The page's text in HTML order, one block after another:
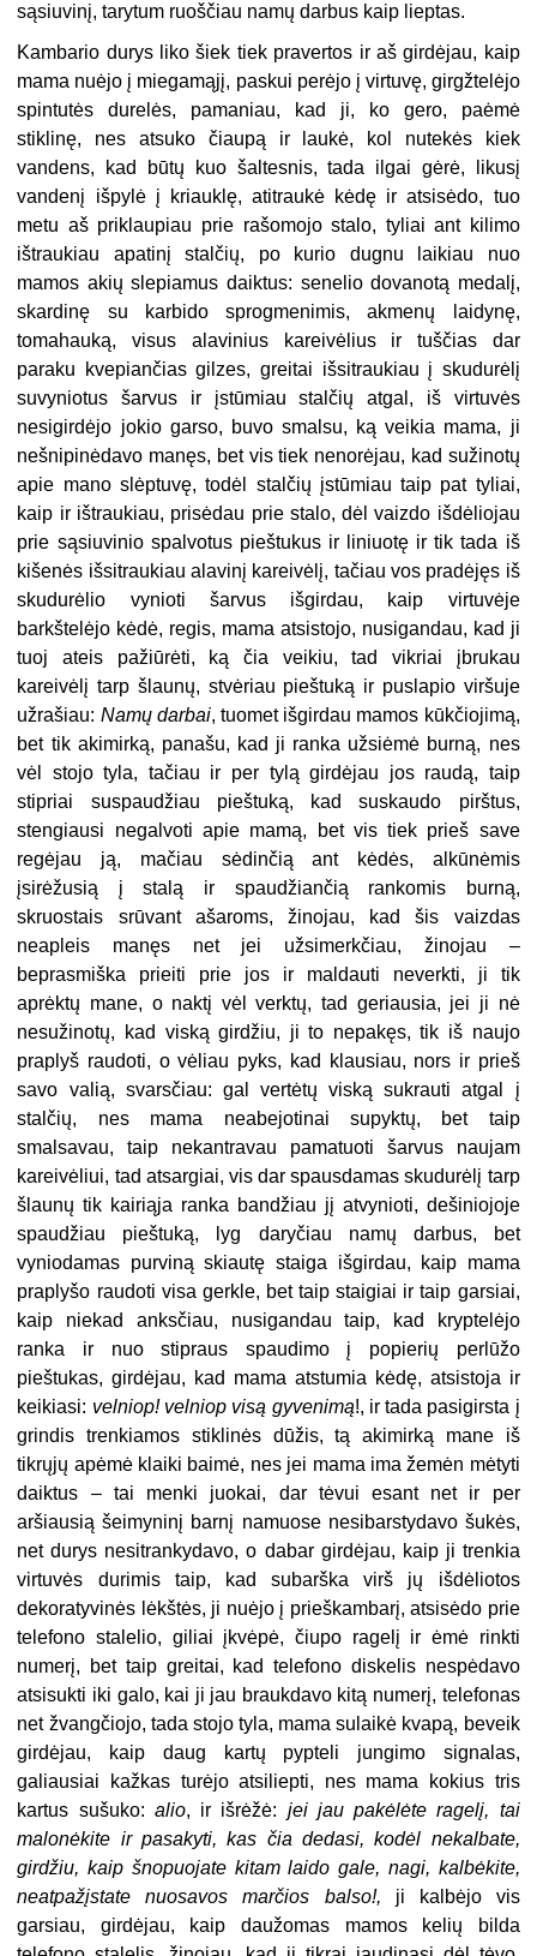
sąsiuvinį, tarytum ruoščiau namų darbus kaip lieptas.
Kambario durys liko šiek tiek pravertos ir aš girdėjau, kaip
mama nuėjo į miegamąjį, paskui perėjo į virtuvę, girgžtelėjo
spintutės durelės, pamaniau, kad ji, ko gero, paėmė
stiklinę, nes atsuko čiaupą ir laukė, kol nutekės kiek
vandens, kad būtų kuo šaltesnis, tada ilgai gėrė, likusį
vandenį išpylė į kriauklę, atitraukė kėdę ir atsisėdo, tuo
metu aš priklaupiau prie rašomojo stalo, tyliai ant kilimo
ištraukiau apatinį stalčių, po kurio dugnu laikiau nuo
mamos akių slepiamus daiktus: senelio dovanotą medalį,
skardinę su karbido sprogmenimis, akmenų laidynę,
tomahauką, visus alavinius kareivėlius ir tuščias dar
paraku kvepiančias gilzes, greitai išsitraukiau į skudurėlį
suvyniotus šarvus ir įstūmiau stalčių atgal, iš virtuvės
nesigirdėjo jokio garso, buvo smalsu, ką veikia mama, ji
nešnipinėdavo manęs, bet vis tiek nenorėjau, kad sužinotų
apie mano slėptuvę, todėl stalčių įstūmiau taip pat tyliai,
kaip ir ištraukiau, prisėdau prie stalo, dėl vaizdo išdėliojau
prie sąsiuvinio spalvotus pieštukus ir liniuotę ir tik tada iš
kišenės išsitraukiau alavinį kareivėlį, tačiau vos pradėjęs iš
skudurėlio vynioti šarvus išgirdau, kaip virtuvėje
barkštelėjo kėdė, regis, mama atsistojo, nusigandau, kad ji
tuoj ateis pažiūrėti, ką čia veikiu, tad vikriai įbrukau
kareivėlį tarp šlaunų, stvėriau pieštuką ir puslapio viršuje
užrašiau: Namų darbai, tuomet išgirdau mamos kūkčiojimą,
bet tik akimirką, panašu, kad ji ranka užsiėmė burną, nes
vėl stojo tyla, tačiau ir per tylą girdėjau jos raudą, taip
stipriai suspaudžiau pieštuką, kad suskaudo pirštus,
stengiausi negalvoti apie mamą, bet vis tiek prieš save
regėjau ją, mačiau sėdinčią ant kėdės, alkūnėmis
įsirėžusią į stalą ir spaudžiančią rankomis burną,
skruostais srūvant ašaroms, žinojau, kad šis vaizdas
neapleis manęs net jei užsimerkčiau, žinojau –
beprasmiška prieiti prie jos ir maldauti neverkti, ji tik
aprėktų mane, o naktį vėl verktų, tad geriausia, jei ji nė
nesužinotų, kad viską girdžiu, ji to nepakęs, tik iš naujo
praplyš raudoti, o vėliau pyks, kad klausiau, nors ir prieš
savo valią, svarsčiau: gal vertėtų viską sukrauti atgal į
stalčių, nes mama neabejotinai supyktų, bet taip
smalsavau, taip nekantravau pamatuoti šarvus naujam
kareivėliui, tad atsargiai, vis dar spausdamas skudurėlį tarp
šlaunų tik kairiąja ranka bandžiau jį atvynioti, dešiniojoje
spaudžiau pieštuką, lyg daryčiau namų darbus, bet
vyniodamas purviną skiautę staiga išgirdau, kaip mama
praplyšo raudoti visa gerkle, bet taip staigiai ir taip garsiai,
kaip niekad anksčiau, nusigandau taip, kad kryptelėjo
ranka ir nuo stipraus spaudimo į popierių perlūžo
pieštukas, girdėjau, kad mama atstumia kėdę, atsistoja ir
keikiasi: velniop! velniop visą gyvenimą!, ir tada pasigirsta į
grindis trenkiamos stiklinės dūžis, tą akimirką mane iš
tikrųjų apėmė klaiki baimė, nes jei mama ima žemėn mėtyti
daiktus – tai menki juokai, dar tėvui esant net ir per
aršiausią šeimyninį barnį namuose nesibarstydavo šukės,
net durys nesitrankydavo, o dabar girdėjau, kaip ji trenkia
virtuvės durimis taip, kad subarška virš jų išdėliotos
dekoratyvinės lėkštės, ji nuėjo į prieškambarį, atsisėdo prie
telefono stalelio, giliai įkvėpė, čiupo ragelį ir ėmė rinkti
numerį, bet taip greitai, kad telefono diskelis nespėdavo
atsisukti iki galo, kai ji jau braukdavo kitą numerį, telefonas
net žvangčiojo, tada stojo tyla, mama sulaikė kvapą, beveik
girdėjau, kaip daug kartų pypteli jungimo signalas,
galiausiai kažkas turėjo atsiliepti, nes mama kokius tris
kartus sušuko: alio, ir išrėžė: jei jau pakėlėte ragelį, tai
malonėkite ir pasakyti, kas čia dedasi, kodėl nekalbate,
girdžiu, kaip šnopuojate kitam laido gale, nagi, kalbėkite,
neatpažįstate nuosavos marčios balso!, ji kalbėjo vis
garsiau, girdėjau, kaip daužomas mamos kelių bilda